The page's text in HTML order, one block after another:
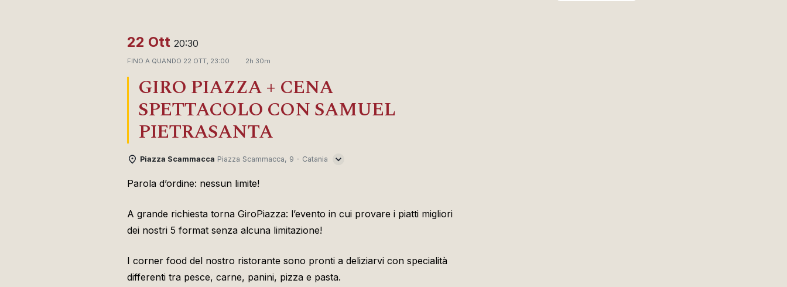
22 Ott 20:30
FINO A QUANDO 22 OTT, 23:00 2h 30m
GIRO PIAZZA + CENA
SPETTACOLO CON SAMUEL
PIETRASANTA
Piazza Scammacca Piazza Scammacca, 9 - Catania
Parola d’ordine: nessun limite!
A grande richiesta torna GiroPiazza: l’evento in cui provare i piatti migliori
dei nostri 5 format senza alcuna limitazione!
I corner food del nostro ristorante sono pronti a deliziarvi con specialità
differenti tra pesce, carne, panini, pizza e pasta.